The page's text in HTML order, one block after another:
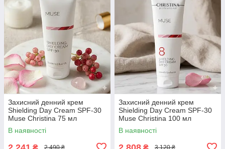
Захисний денний крем
Shielding Day Cream SPF-30
Muse Christina 75 мл
В наявності
Захисний денний крем
Shielding Day Cream SPF-30
Muse Christina 100 мл
В наявності